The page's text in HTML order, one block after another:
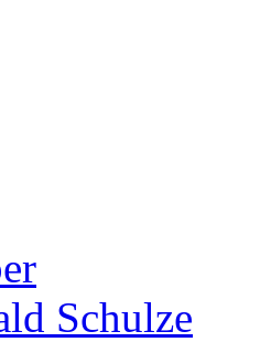
Schulze